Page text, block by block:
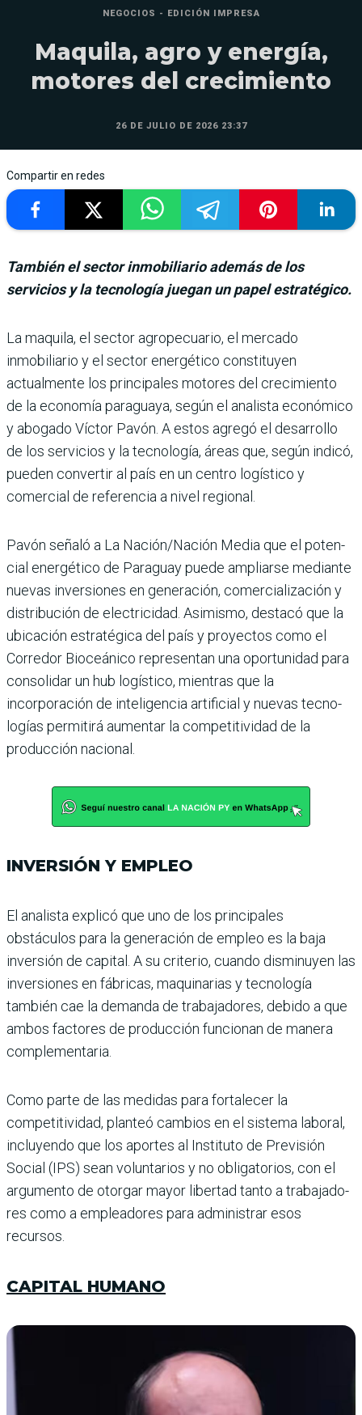
NEGOCIOS - EDICIÓN IMPRESA
Maquila, agro y energía,
motores del crecimiento
26 DE JULIO DE 2026 23:37
Compartir en redes
También el sector inmobiliario además de los
servicios y la tecnología juegan un papel estratégico.
La maquila, el sector agropecuario, el mer­cado
inmobiliario y el sector energético constitu­yen
actualmente los principa­les motores del crecimiento
de la economía paraguaya, según el analista económico
y abogado Víctor Pavón. A estos agregó el desarrollo
de los servicios y la tecnología, áreas que, según indicó,
pue­den convertir al país en un centro logístico y
comercial de referencia a nivel regional.
Pavón señaló a La Nación/Nación Media que el poten­
cial energético de Paraguay puede ampliarse mediante
nuevas inversiones en gene­ración, comercialización y
distribución de electricidad. Asimismo, destacó que la
ubi­cación estratégica del país y proyectos como el
Corredor Bioceánico representan una oportunidad para
consolidar un hub logístico, mientras que la
incorporación de inteligen­cia artificial y nuevas tecno­
logías permitirá aumentar la competitividad de la
produc­ción nacional.
INVERSIÓN Y EMPLEO
El analista explicó que uno de los principales
obstáculos para la generación de empleo es la baja
inversión de capital. A su criterio, cuando disminu­yen las
inversiones en fábri­cas, maquinarias y tecnolo­gía
también cae la demanda de trabajadores, debido a que
ambos factores de producción funcionan de manera
comple­mentaria.
Como parte de las medidas para fortalecer la
competitivi­dad, planteó cambios en el sis­tema laboral,
incluyendo que los aportes al Instituto de Pre­visión
Social (IPS) sean volun­tarios y no obligatorios, con el
argumento de otorgar mayor libertad tanto a trabajado­
res como a empleadores para administrar esos
recursos.
CAPITAL HUMANO